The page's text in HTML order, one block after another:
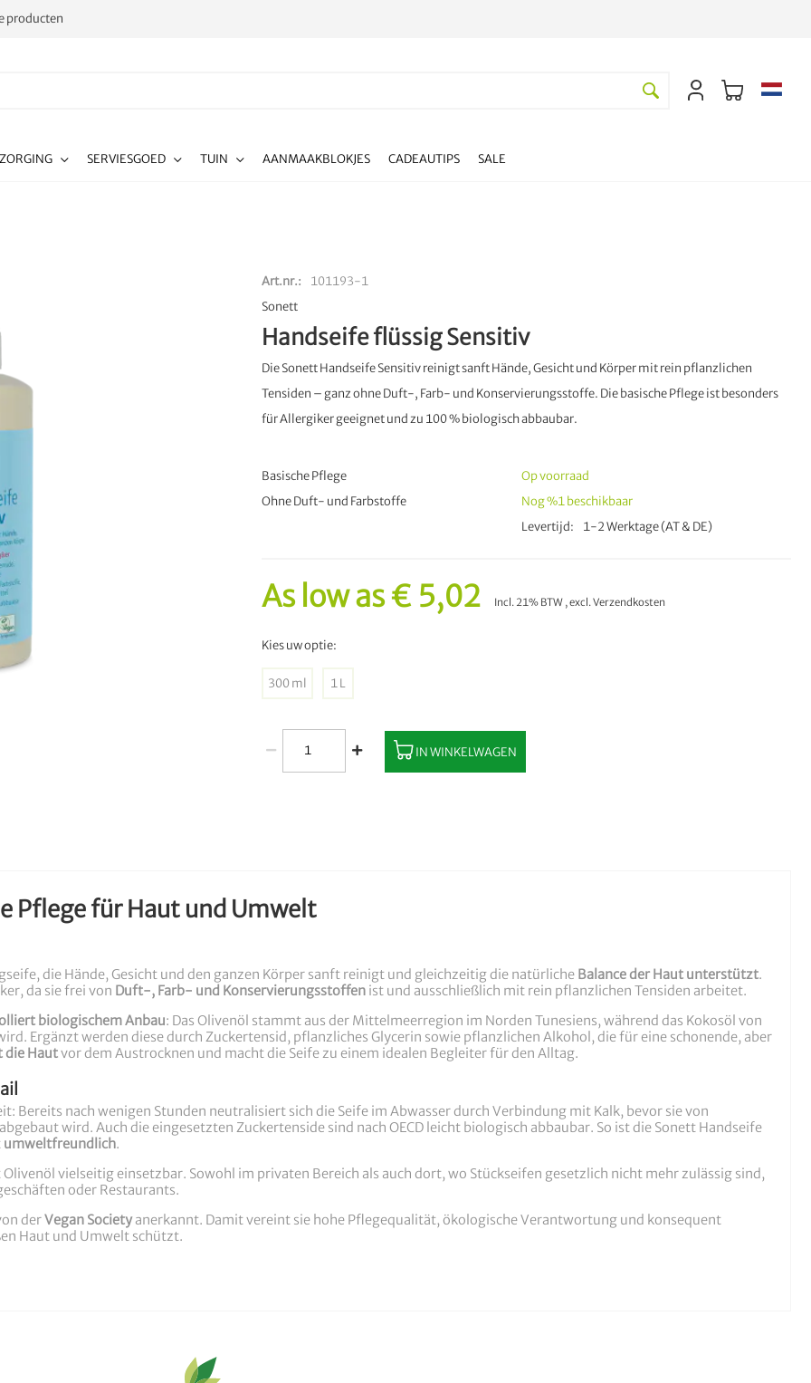
producten
SERVIESGOED TUIN AANMAAKBLOKJES CADEAUTIPS SALE
Art.nr.
101193-1
Sonett
Handseife flüssig Sensitiv
Die Sonett Handseife Sensitiv reinigt sanft Hände, Gesicht und Körper mit rein pflanzlichen
Tensiden – ganz ohne Duft-, Farb- und Konservierungsstoffe. Die basische Pflege ist besonders
für Allergiker geeignet und zu 100 % biologisch abbaubar.
Basische Pflege
Ohne Duft- und Farbstoffe
Op voorraad
Nog%1beschikbaar
Levertijd
1-2 Werktage (AT & DE)
As low as€ 5,02 Incl. 21% BTW ,excl.Verzendkosten
Kies uw optie:
300 ml 1 L
IN WINKELWAGEN
Pflege für Haut und Umwelt
die Hände, Gesicht und den ganzen Körper sanft reinigt und gleichzeitig die natürliche Balance der Haut unterstützt.
da sie frei von Duft-, Farb- und Konservierungsstoffen ist und ausschließlich mit rein pflanzlichen Tensiden arbeitet.
biologischem Anbau: Das Olivenöl stammt aus der Mittelmeerregion im Norden Tunesiens, während das Kokosöl von
Ergänzt werden diese durch Zuckertensid, pflanzliches Glycerin sowie pflanzlichen Alkohol, die für eine schonende, aber
die Hautvor dem Austrocknen und macht die Seife zu einem idealen Begleiter für den Alltag.
Bereits nach wenigen Stunden neutralisiert sich die Seife im Abwasser durch Verbindung mit Kalk, bevor sie von
wird. Auch die eingesetzten Zuckertenside sind nach OECD leicht biologisch abbaubar. So ist die Sonett Handseife
umweltfreundlich.
Olivenöl vielseitig einsetzbar. Sowohl im privaten Bereich als auch dort, wo Stückseifen gesetzlich nicht mehr zulässig sind,
oder Restaurants.
derVegan Societyanerkannt. Damit vereint sie hohe Pflegequalität, ökologische Verantwortung und konsequent
Haut und Umwelt schützt.